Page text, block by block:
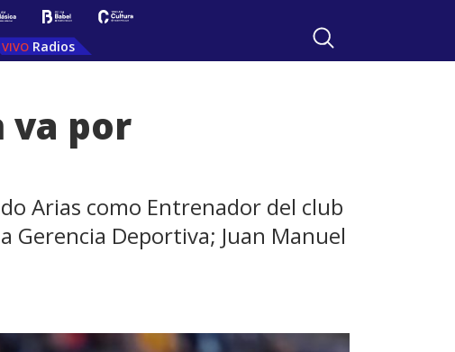
Radios
va por
Arias como Entrenador del club
Gerencia Deportiva; Juan Manuel